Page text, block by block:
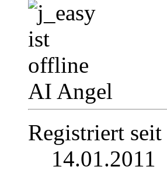
AI Angel
Registriert seit
14.01.2011